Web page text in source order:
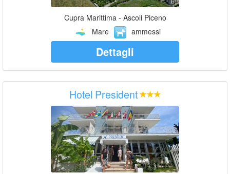
Cupra Marittima - Ascoli Piceno
Mare
ammessi
Dettagli
Hotel President